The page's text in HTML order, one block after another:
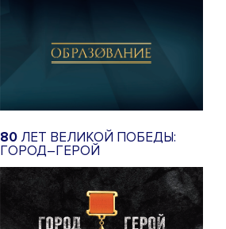
80 ЛЕТ ВЕЛИКОЙ ПОБЕДЫ:
ГОРОД–ГЕРОЙ